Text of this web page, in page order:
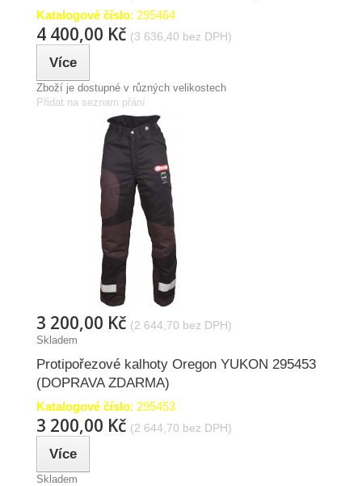
Katalogové číslo: 295464
4 400,00 Kč (3 636,40 bez DPH)
Více
Zboží je dostupné v různých velikostech
Přidat na seznam přání
3 200,00 Kč (2 644,70 bez DPH)
Skladem
Protipořezové kalhoty Oregon YUKON 295453
(DOPRAVA ZDARMA)
Katalogové číslo: 295453
3 200,00 Kč (2 644,70 bez DPH)
Více
Skladem